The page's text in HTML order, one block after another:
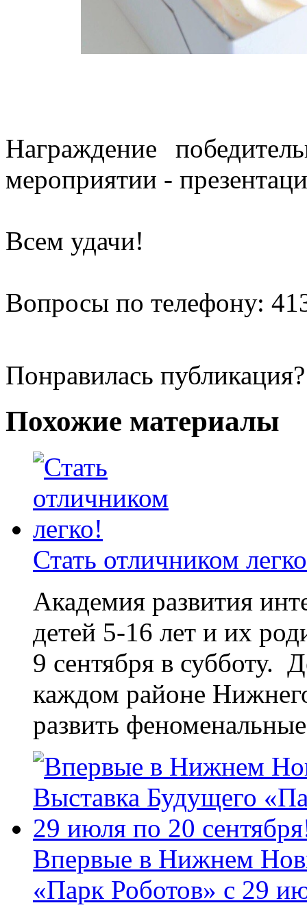
Награждение
мероприятии -
Всем удачи!
Вопросы по телефону:
Понравилась
Похожие материалы
Стать отличником
Академия развития
детей 5-16 лет и их
9 сентября в субботу.
каждом районе
развить
Впервые в Нижнем
«Парк Роботов» с 29